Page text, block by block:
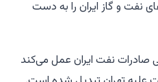
نفت و گاز ایران را به دست
صادرات نفت ایران عمل می‌کند